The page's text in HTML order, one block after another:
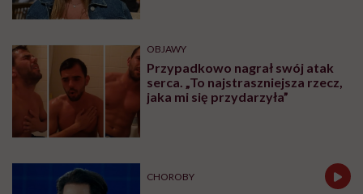
OBJAWY
Przypadkowo nagrał swój atak
serca. „To najstraszniejsza rzecz,
jaka mi się przydarzyła”
CHOROBY